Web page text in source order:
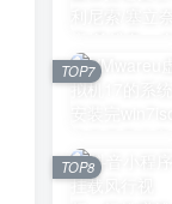
TOP7
TOP8